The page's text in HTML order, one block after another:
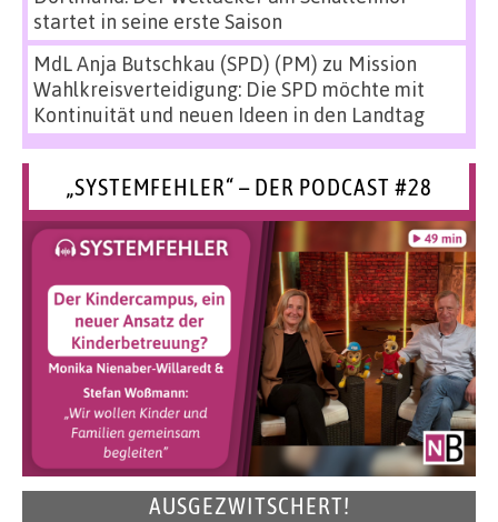
startet in seine erste Saison
MdL Anja Butschkau (SPD) (PM) zu Mission
Wahlkreisverteidigung: Die SPD möchte mit
Kontinuität und neuen Ideen in den Landtag
„SYSTEMFEHLER“ – DER PODCAST #28
AUSGEZWITSCHERT!